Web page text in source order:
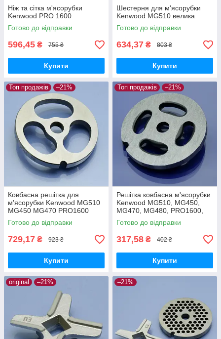
Ніж та сітка м'ясорубки
Kenwood PRO 1600
Готово до відправки
596,45 ₴ 755 ₴
Купити
Шестерня для м'ясорубки
Kenwood MG510 велика
Готово до відправки
634,37 ₴ 803 ₴
Купити
Топ продажів –21%
Ковбасна решітка для
м'ясорубки Kenwood MG510
MG450 MG470 PRO1600
PRO1400 MG480 MG517
MG516 нержавійка
Готово до відправки
729,17 ₴ 923 ₴
Купити
Топ продажів –21%
Решітка ковбасна м'ясорубки
Kenwood MG510, MG450,
MG470, MG480, PRO1600,
PRO1400, MG517, MG516
(050381-MG510)
Готово до відправки
317,58 ₴ 402 ₴
Купити
original –21% –21%